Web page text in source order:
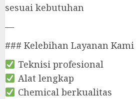
sesuai kebutuhan
—
### Kelebihan Layanan Kami
Teknisi profesional
Alat lengkap
Chemical berkualitas